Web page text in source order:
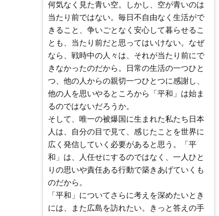
何気なく見た青い空。しかし、空が青いのは
当たり前ではない。毎日不自由なく生活がで
きること、争いごとなく安心して暮らせるこ
とも、当たり前だと思ってはいけない。なぜ
なら、戦時中の人々は、それが当たり前にで
きなかったのだから。日常の生活の一つひと
つ、他の人からの親切一つひとつに感謝し、
他の人を思いやるところから「平和」は始ま
るのではないだろうか。
そして、唯一の被爆国に生まれた私たち日本
人は、自分の目で見て、感じたことを世界に
広く発信していく必要があると思う。「平
和」は、人任せにするのではなく、一人ひと
りの思いや責任ある行動で築きあげていくも
のだから。
「平和」についてさらに考えを深めたいとき
には、また広島を訪れたい。きっと答えの手